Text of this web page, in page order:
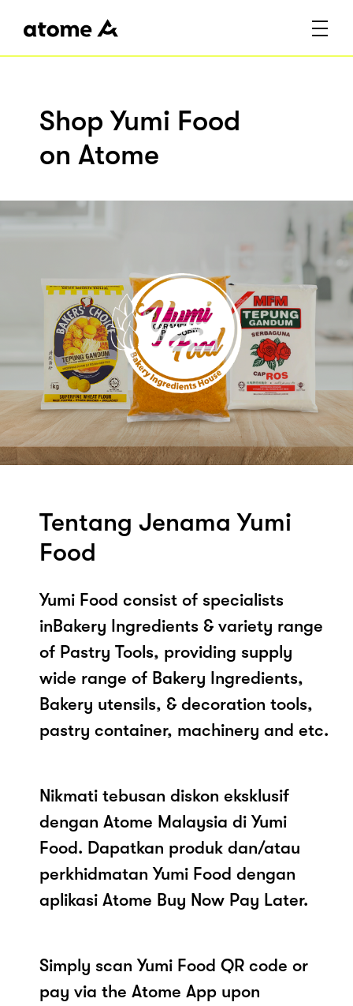
Shop Yumi Food
on Atome
Tentang Jenama Yumi
Food
Yumi Food consist of specialists
inBakery Ingredients & variety range
of Pastry Tools, providing supply
wide range of Bakery Ingredients,
Bakery utensils, & decoration tools,
pastry container, machinery and etc.
Nikmati tebusan diskon eksklusif
dengan Atome Malaysia di Yumi
Food. Dapatkan produk dan/atau
perkhidmatan Yumi Food dengan
aplikasi Atome Buy Now Pay Later.
Simply scan Yumi Food QR code or
pay via the Atome App upon